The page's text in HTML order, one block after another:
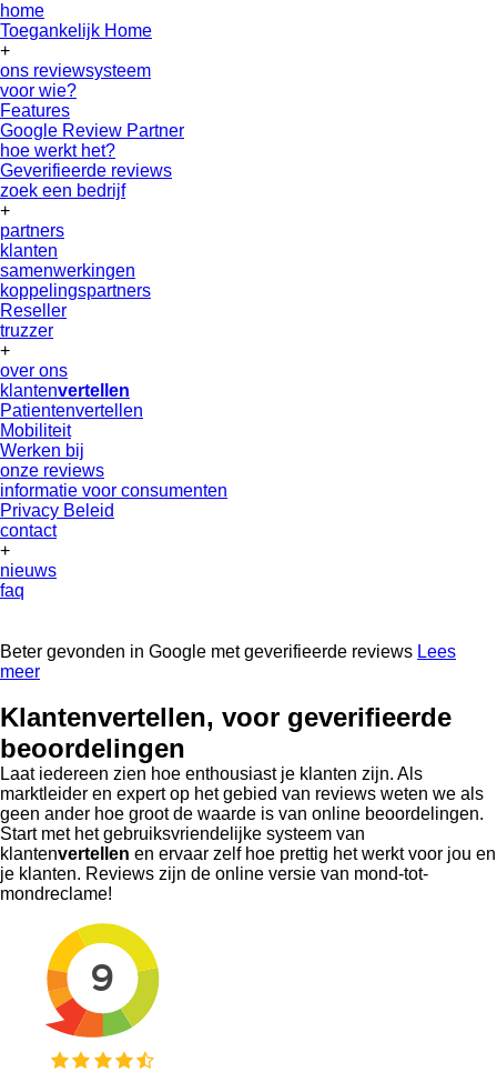
home
Toegankelijk Home
+
ons reviewsysteem
voor wie?
Features
Google Review Partner
hoe werkt het?
Geverifieerde reviews
zoek een bedrijf
+
partners
klanten
samenwerkingen
koppelingspartners
Reseller
truzzer
+
over ons
klantenvertellen
Patientenvertellen
Mobiliteit
Werken bij
onze reviews
informatie voor consumenten
Privacy Beleid
contact
+
nieuws
faq
Beter gevonden in Google met geverifieerde reviews Lees
meer
Klantenvertellen, voor geverifieerde
beoordelingen
Laat iedereen zien hoe enthousiast je klanten zijn. Als
marktleider en expert op het gebied van reviews weten we als
geen ander hoe groot de waarde is van online beoordelingen.
Start met het gebruiksvriendelijke systeem van
klantenvertellen en ervaar zelf hoe prettig het werkt voor jou en
je klanten. Reviews zijn de online versie van mond-tot-
mondreclame!